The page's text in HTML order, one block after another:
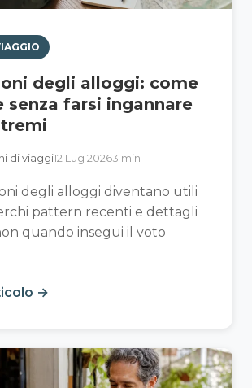
degli alloggi: come
senza farsi ingannare
di viaggi12 Lug 20263 min
degli alloggi diventano utili
pattern recenti e dettagli
quando insegui il voto
→